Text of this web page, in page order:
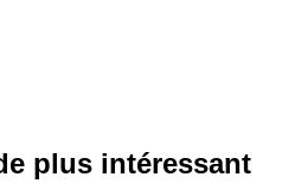
plus intéressant